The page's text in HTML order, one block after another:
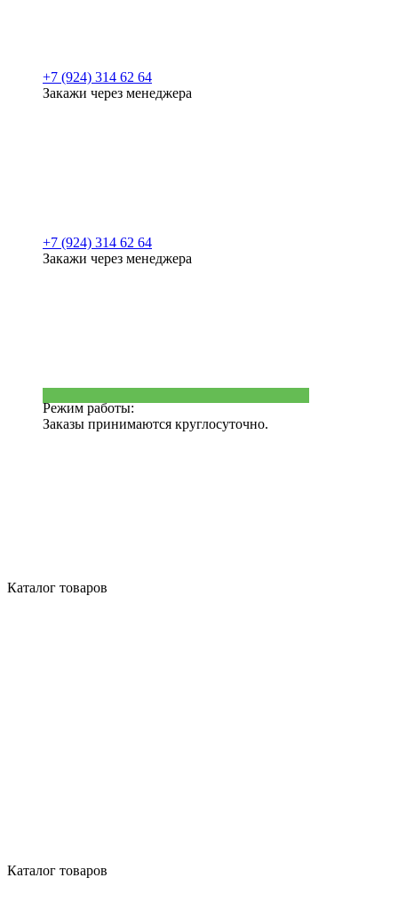
+7 (924) 314 62 64
Закажи через менеджера
+7 (924) 314 62 64
Закажи через менеджера
Режим работы:
Заказы принимаются круглосуточно.
Каталог товаров
Каталог товаров